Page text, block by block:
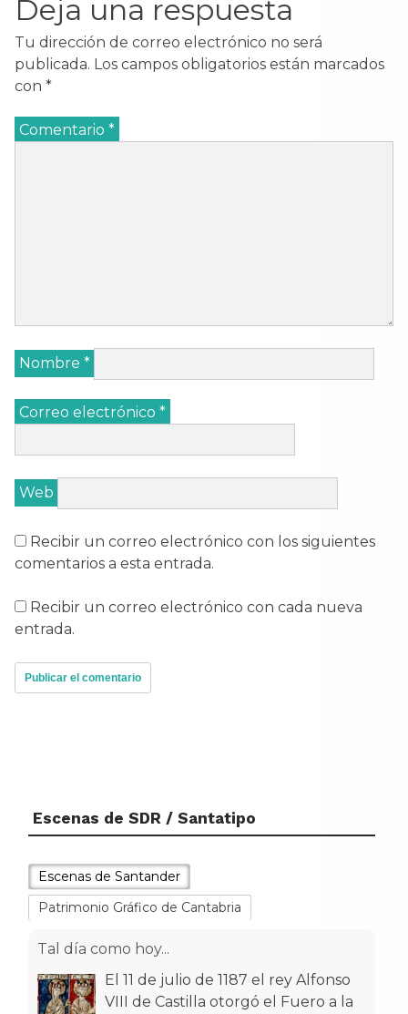
Deja una respuesta
Tu dirección de correo electrónico no será
publicada. Los campos obligatorios están marcados
con *
Comentario *
Nombre *
Correo electrónico *
Web
Recibir un correo electrónico con los siguientes
comentarios a esta entrada.
Recibir un correo electrónico con cada nueva
entrada.
Escenas de SDR / Santatipo
Escenas de Santander
Patrimonio Gráfico de Cantabria
Tal día como hoy...
El 11 de julio de 1187 el rey Alfonso
VIII de Castilla otorgó el Fuero a la